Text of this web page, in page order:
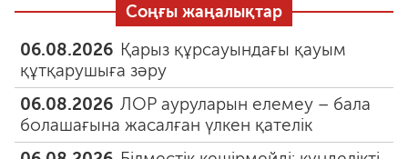
Соңғы жаңалықтар
06.08.2026 Қарыз құрсауындағы қауым
құтқарушыға зәру
06.08.2026 ЛОР ауруларын елемеу – бала
болашағына жасалған үлкен қателік